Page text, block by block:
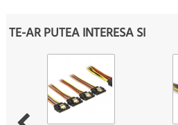
TE-AR PUTEA INTERESA SI